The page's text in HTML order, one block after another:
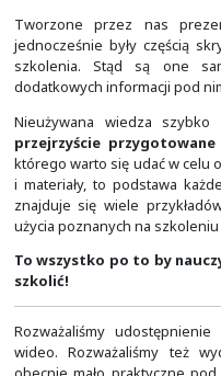
W ten sposób na
zbudować solidny
jest poszerzać i
inżynier dodatkowo
działa. Za to doktor
jeszcze więcej, o
do kontynuowania